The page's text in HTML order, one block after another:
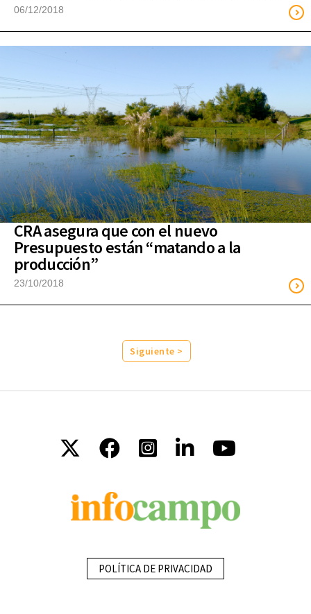
06/12/2018
CRA asegura que con el nuevo
Presupuesto están “matando a la
producción”
23/10/2018
Siguiente >
POLÍTICA DE PRIVACIDAD